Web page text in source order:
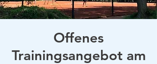
Offenes
Trainingsangebot am